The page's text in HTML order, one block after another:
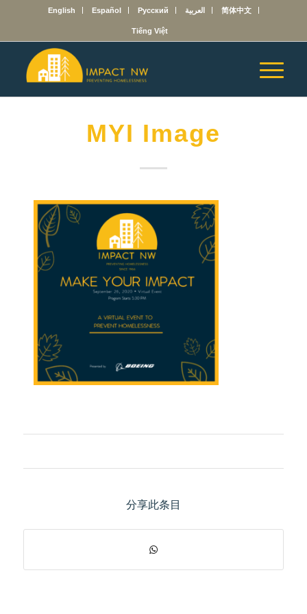
English Español Русский العربية 简体中文
Tiếng Việt
MYI Image
分享此条目